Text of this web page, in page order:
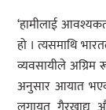
‘हामीलाई
हो । त्यसमाथि
व्यवसायीले अग्रिम
अनुसार आयात